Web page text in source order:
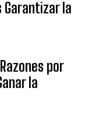
Garantizar la
por
la